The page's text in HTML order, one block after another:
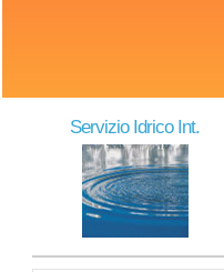
Servizio Idrico Int.